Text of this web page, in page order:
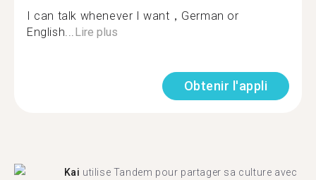
I can talk whenever I want，German or
English...Lire plus
Obtenir l'appli
Kai utilise Tandem pour partager sa culture avec